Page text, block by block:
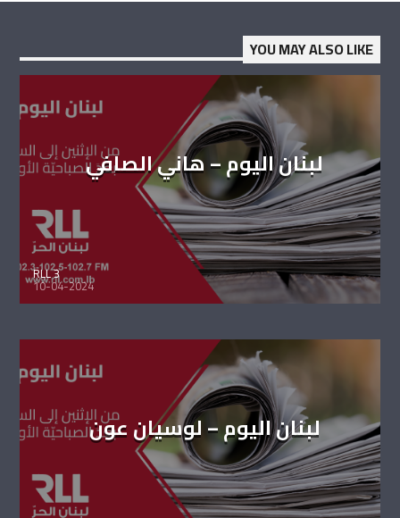
YOU MAY ALSO LIKE
لبنان اليوم – هاني الصافي
RLL 3
10-04-2024
لبنان اليوم – لوسيان عون